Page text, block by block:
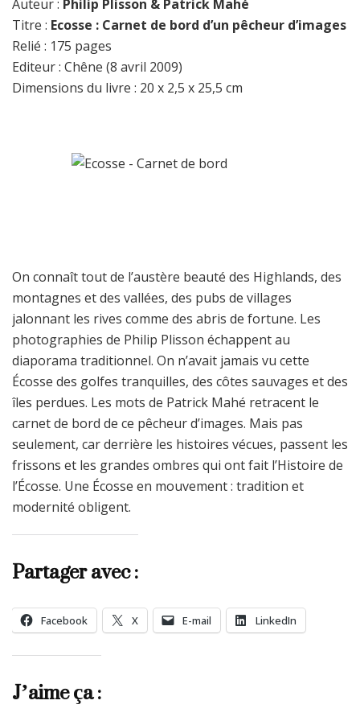
bord
Auteur : Philip Plisson & Patrick Mahé
Titre : Ecosse : Carnet de bord d’un pêcheur d’images
Relié : 175 pages
Editeur : Chêne (8 avril 2009)
Dimensions du livre : 20 x 2,5 x 25,5 cm
On connaît tout de l’austère beauté des Highlands, des
montagnes et des vallées, des pubs de villages
jalonnant les rives comme des abris de fortune. Les
photographies de Philip Plisson échappent au
diaporama traditionnel. On n’avait jamais vu cette
Écosse des golfes tranquilles, des côtes sauvages et des
îles perdues. Les mots de Patrick Mahé retracent le
carnet de bord de ce pêcheur d’images. Mais pas
seulement, car derrière les histoires vécues, passent les
frissons et les grandes ombres qui ont fait l’Histoire de
l’Écosse. Une Écosse en mouvement : tradition et
modernité obligent.
Partager avec :
Facebook X E-mail LinkedIn
J’aime ça :